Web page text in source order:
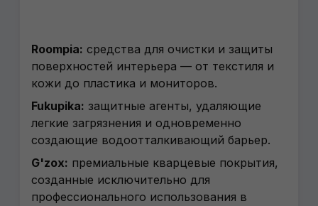
Roompia: средства для очистки и защиты
поверхностей интерьера — от текстиля и
кожи до пластика и мониторов.
Fukupika: защитные агенты, удаляющие
легкие загрязнения и одновременно
создающие водоотталкивающий барьер.
G'zox: премиальные кварцевые покрытия,
созданные исключительно для
профессионального использования в